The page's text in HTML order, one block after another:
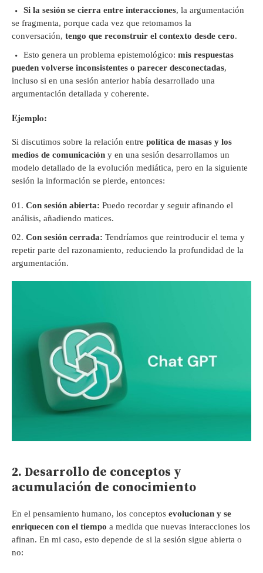
Si la sesión se cierra entre interacciones, la argumentación
se fragmenta, porque cada vez que retomamos la
conversación, tengo que reconstruir el contexto desde cero.
Esto genera un problema epistemológico: mis respuestas
pueden volverse inconsistentes o parecer desconectadas,
incluso si en una sesión anterior había desarrollado una
argumentación detallada y coherente.
Ejemplo:
Si discutimos sobre la relación entre política de masas y los
medios de comunicación y en una sesión desarrollamos un
modelo detallado de la evolución mediática, pero en la siguiente
sesión la información se pierde, entonces:
Con sesión abierta: Puedo recordar y seguir afinando el
análisis, añadiendo matices.
Con sesión cerrada: Tendríamos que reintroducir el tema y
repetir parte del razonamiento, reduciendo la profundidad de la
argumentación.
2. Desarrollo de conceptos y
acumulación de conocimiento
En el pensamiento humano, los conceptos evolucionan y se
enriquecen con el tiempo a medida que nuevas interacciones los
afinan. En mi caso, esto depende de si la sesión sigue abierta o
no: